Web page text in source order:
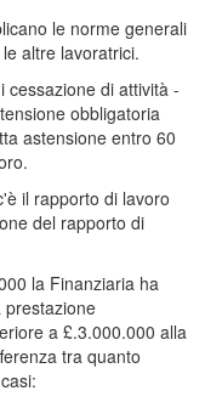
le norme generali
altre lavoratrici.
cessazione di attività -
obbligatoria
astensione entro 60
il rapporto di lavoro
del rapporto di
la Finanziaria ha
prestazione
a £.3.000.000 alla
tra quanto